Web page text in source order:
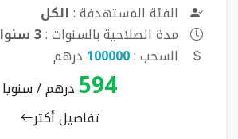
الفئة المستهدفة :الكل
مدة الصلاحية بالسنوات :3 سنوات
السحب :100000 درهم
594 درهم / سنويا
تفاصيل أكثر